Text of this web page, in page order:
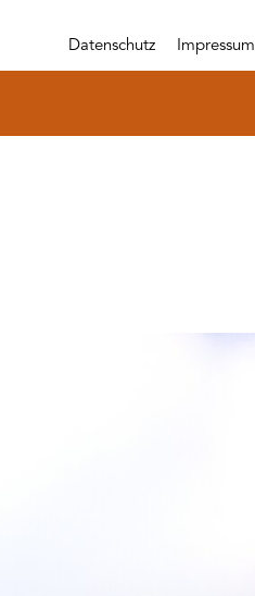
Impressum
Datenschutz